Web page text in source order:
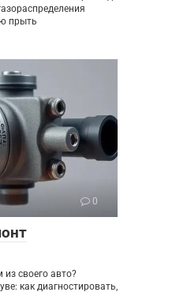
прыть
0
своего авто?
как диагностировать,